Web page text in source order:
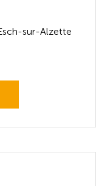
sur-Alzette